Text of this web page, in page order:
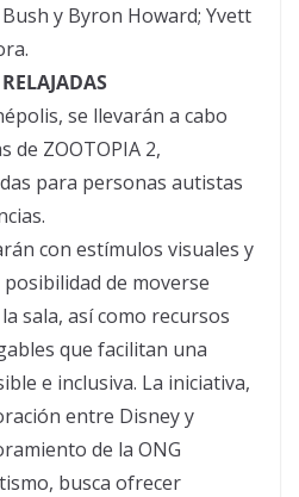
y Byron Howard; Yvett
se llevarán a cabo
de ZOOTOPIA 2,
para personas autistas
con estímulos visuales y
de moverse
sala, así como recursos
que facilitan una
e inclusiva. La iniciativa,
entre Disney y
de la ONG
busca ofrecer